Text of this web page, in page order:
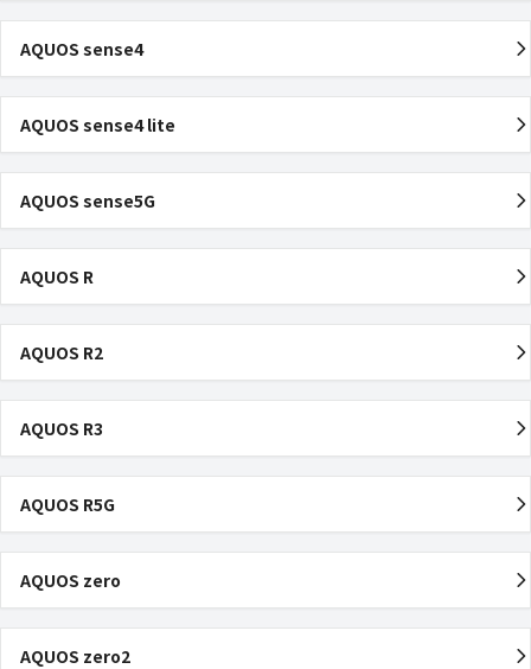
AQUOS sense4
AQUOS sense4 lite
AQUOS sense5G
AQUOS R
AQUOS R2
AQUOS R3
AQUOS R5G
AQUOS zero
AQUOS zero2